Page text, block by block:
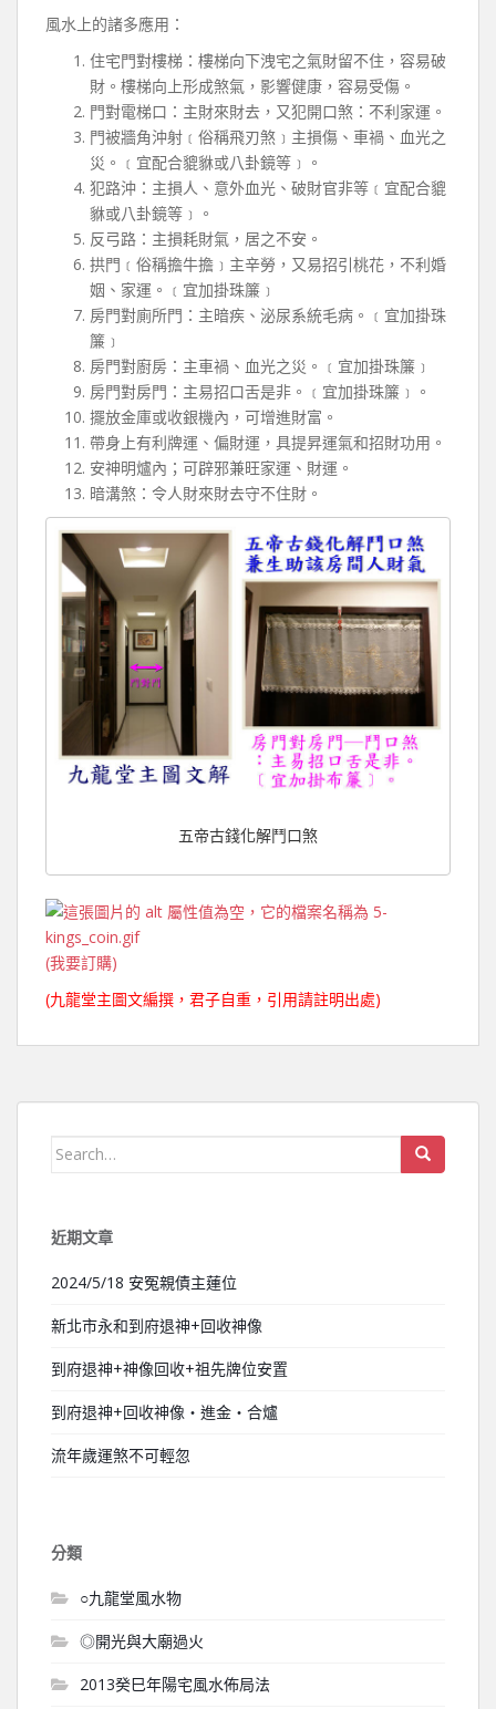
風水上的諸多應用：
住宅門對樓梯：樓梯向下洩宅之氣財留不住，容易破
財。樓梯向上形成煞氣，影響健康，容易受傷。
門對電梯口：主財來財去，又犯開口煞：不利家運。
門被牆角沖射﹝俗稱飛刃煞﹞主損傷、車禍、血光之
災。﹝宜配合貔貅或八卦鏡等﹞。
犯路沖：主損人、意外血光、破財官非等﹝宜配合貔
貅或八卦鏡等﹞。
反弓路：主損耗財氣，居之不安。
拱門﹝俗稱擔牛擔﹞主辛勞，又易招引桃花，不利婚
姻、家運。﹝宜加掛珠簾﹞
房門對廁所門：主暗疾、泌尿系統毛病。﹝宜加掛珠
簾﹞
房門對廚房：主車禍、血光之災。﹝宜加掛珠簾﹞
房門對房門：主易招口舌是非。﹝宜加掛珠簾﹞。
擺放金庫或收銀機內，可增進財富。
帶身上有利牌運、偏財運，具提昇運氣和招財功用。
安神明爐內；可辟邪兼旺家運、財運。
暗溝煞：令人財來財去守不住財。
五帝古錢化解鬥口煞
(我要訂購)
(九龍堂主圖文編撰，君子自重，引用請註明出處)
Search for:
近期文章
2024/5/18 安冤親債主蓮位
新北市永和到府退神+回收神像
到府退神+神像回收+祖先牌位安置
到府退神+回收神像‧進金‧合爐
流年歲運煞不可輕忽
分類
○九龍堂風水物
◎開光與大廟過火
2013癸巳年陽宅風水佈局法